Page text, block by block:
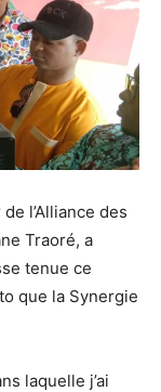
l’Alliance des
Traoré, a
tenue ce
que la Synergie
laquelle j’ai